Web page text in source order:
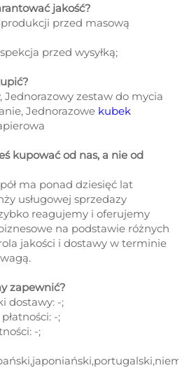
jakość?
przed masową
przed wysyłką;
Jednorazowy zestaw do mycia
Jednorazowe kubek
kupować od nas, a nie od
ma ponad dziesięć lat
usługowej sprzedazy
reagujemy i oferujemy
na podstawie różnych
jakości i dostawy w terminie
zapewnić?
dostawy: -;
-;
-;